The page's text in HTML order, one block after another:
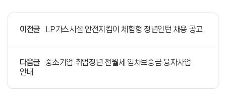
이전글 LP가스시설 안전지킴이 체험형 청년인턴 채용 공고
다음글
중소기업 취업청년 전월세 임차보증금 융자사업
안내